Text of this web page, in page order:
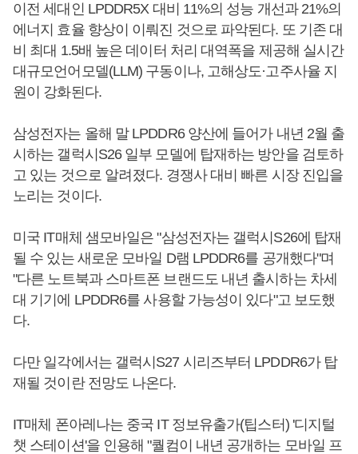
이전 세대인 LPDDR5X 대비 11%의 성능 개선과 21%의
에너지 효율 향상이 이뤄진 것으로 파악된다. 또 기존 대
비 최대 1.5배 높은 데이터 처리 대역폭을 제공해 실시간
대규모언어모델(LLM) 구동이나, 고해상도·고주사율 지
원이 강화된다.
삼성전자는 올해 말 LPDDR6 양산에 들어가 내년 2월 출
시하는 갤럭시S26 일부 모델에 탑재하는 방안을 검토하
고 있는 것으로 알려졌다. 경쟁사 대비 빠른 시장 진입을
노리는 것이다.
미국 IT매체 샘모바일은 "삼성전자는 갤럭시S26에 탑재
될 수 있는 새로운 모바일 D램 LPDDR6를 공개했다"며
"다른 노트북과 스마트폰 브랜드도 내년 출시하는 차세
대 기기에 LPDDR6를 사용할 가능성이 있다"고 보도했
다.
다만 일각에서는 갤럭시S27 시리즈부터 LPDDR6가 탑
재될 것이란 전망도 나온다.
IT매체 폰아레나는 중국 IT 정보유출가(팁스터) '디지털
챗 스테이션'을 인용해 "퀄컴이 내년 공개하는 모바일 프